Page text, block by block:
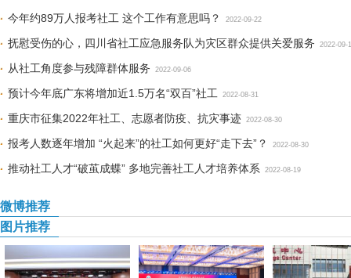
今年约89万人报考社工 这个工作有意思吗？ 2022-09-22
抚慰受伤的心，四川省社工应急服务队为灾区群众提供关爱服务 2022-09-
从社工角度参与残障群体服务 2022-09-06
预计今年底广东将增加近1.5万名“双百”社工 2022-08-31
重庆市征集2022年社工、志愿者防疫、抗灾事迹 2022-08-30
报考人数逐年增加 “火起来”的社工如何更好“走下去”？ 2022-08-30
推动社工人才“破茧成蝶” 多地完善社工人才培养体系 2022-08-19
微博推荐
图片推荐